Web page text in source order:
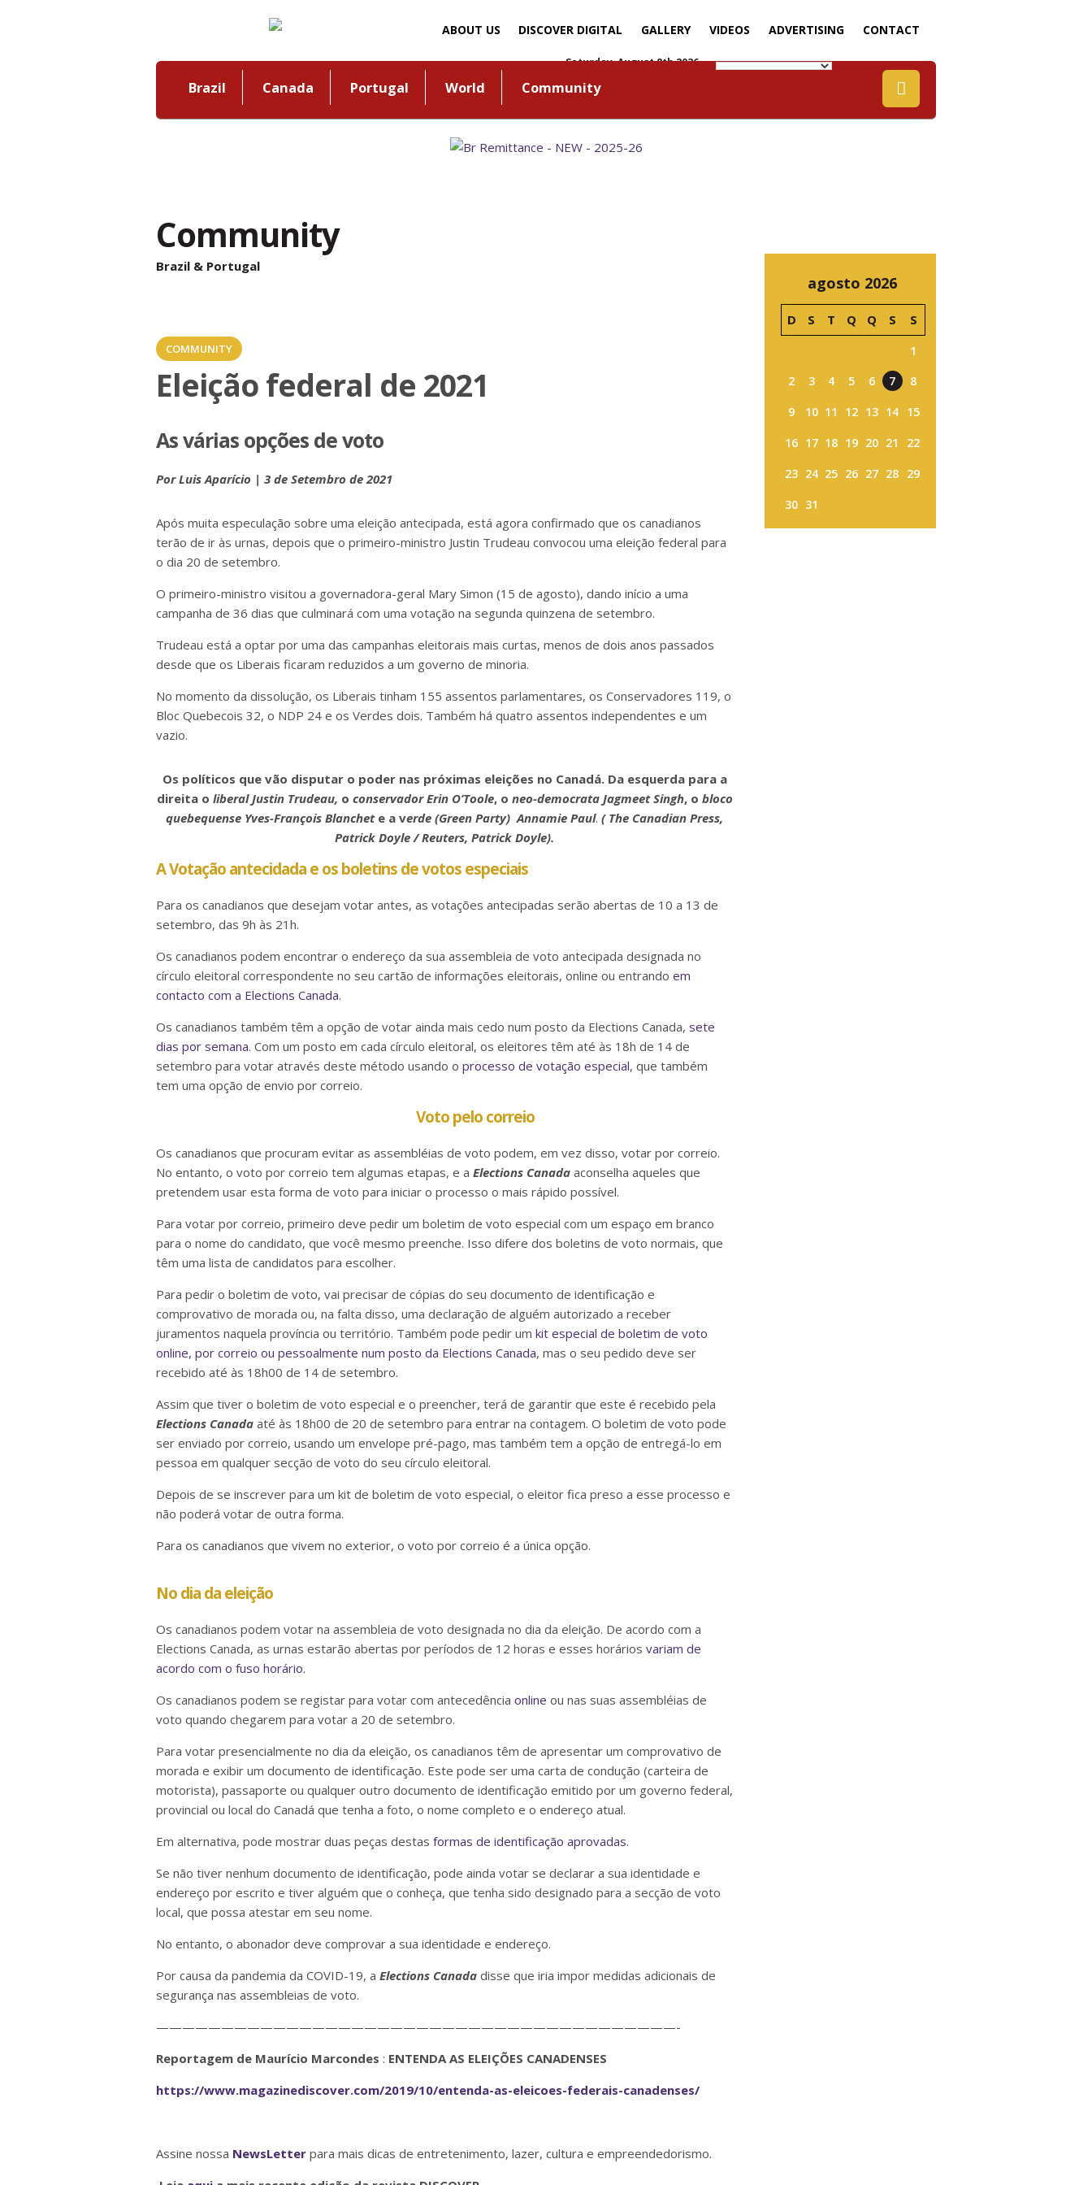
ABOUT US DISCOVER DIGITAL GALLERY VIDEOS ADVERTISING CONTACT
Saturday, August 8th 2026
Brazil Canada Portugal World Community
Community
Brazil & Portugal
COMMUNITY
Eleição federal de 2021
As várias opções de voto
Por Luis Aparício | 3 de Setembro de 2021
Após muita especulação sobre uma eleição antecipada, está agora confirmado que os canadianos
terão de ir às urnas, depois que o primeiro-ministro Justin Trudeau convocou uma eleição federal para
o dia 20 de setembro.
O primeiro-ministro visitou a governadora-geral Mary Simon (15 de agosto), dando início a uma
campanha de 36 dias que culminará com uma votação na segunda quinzena de setembro.
Trudeau está a optar por uma das campanhas eleitorais mais curtas, menos de dois anos passados
desde que os Liberais ficaram reduzidos a um governo de minoria.
No momento da dissolução, os Liberais tinham 155 assentos parlamentares, os Conservadores 119, o
Bloc Quebecois 32, o NDP 24 e os Verdes dois. Também há quatro assentos independentes e um
vazio.
Os políticos que vão disputar o poder nas próximas eleições no Canadá. Da esquerda para a
direita o liberal Justin Trudeau, o conservador Erin O’Toole, o neo-democrata Jagmeet Singh, o bloco
quebequense Yves-François Blanchete a verde (Green Party) Annamie Paul.( The Canadian Press,
Patrick Doyle / Reuters, Patrick Doyle).
A Votação antecidada e os boletins de votos especiais
Para os canadianos que desejam votar antes, as votações antecipadas serão abertas de 10 a 13 de
setembro, das 9h às 21h.
Os canadianos podem encontrar o endereço da sua assembleia de voto antecipada designada no
círculo eleitoral correspondente no seu cartão de informações eleitorais, online ou entrando em
contacto com a Elections Canada.
Os canadianos também têm a opção de votar ainda mais cedo num posto da Elections Canada, sete
dias por semana. Com um posto em cada círculo eleitoral, os eleitores têm até às 18h de 14 de
setembro para votar através deste método usando o processo de votação especial, que também
tem uma opção de envio por correio.
Voto pelo correio
Os canadianos que procuram evitar as assembléias de voto podem, em vez disso, votar por correio.
No entanto, o voto por correio tem algumas etapas, e a Elections Canada aconselha aqueles que
pretendem usar esta forma de voto para iniciar o processo o mais rápido possível.
Para votar por correio, primeiro deve pedir um boletim de voto especial com um espaço em branco
para o nome do candidato, que você mesmo preenche. Isso difere dos boletins de voto normais, que
têm uma lista de candidatos para escolher.
Para pedir o boletim de voto, vai precisar de cópias do seu documento de identificação e
comprovativo de morada ou, na falta disso, uma declaração de alguém autorizado a receber
juramentos naquela província ou território. Também pode pedir um kit especial de boletim de voto
online, por correio ou pessoalmente num posto da Elections Canada, mas o seu pedido deve ser
recebido até às 18h00 de 14 de setembro.
Assim que tiver o boletim de voto especial e o preencher, terá de garantir que este é recebido pela
Elections Canada até às 18h00 de 20 de setembro para entrar na contagem. O boletim de voto pode
ser enviado por correio, usando um envelope pré-pago, mas também tem a opção de entregá-lo em
pessoa em qualquer secção de voto do seu círculo eleitoral.
Depois de se inscrever para um kit de boletim de voto especial, o eleitor fica preso a esse processo e
não poderá votar de outra forma.
Para os canadianos que vivem no exterior, o voto por correio é a única opção.
No dia da eleição
Os canadianos podem votar na assembleia de voto designada no dia da eleição. De acordo com a
Elections Canada, as urnas estarão abertas por períodos de 12 horas e esses horários variam de
acordo com o fuso horário.
Os canadianos podem se registar para votar com antecedência online ou nas suas assembléias de
voto quando chegarem para votar a 20 de setembro.
Para votar presencialmente no dia da eleição, os canadianos têm de apresentar um comprovativo de
morada e exibir um documento de identificação. Este pode ser uma carta de condução (carteira de
motorista), passaporte ou qualquer outro documento de identificação emitido por um governo federal,
provincial ou local do Canadá que tenha a foto, o nome completo e o endereço atual.
Em alternativa, pode mostrar duas peças destas formas de identificação aprovadas.
Se não tiver nenhum documento de identificação, pode ainda votar se declarar a sua identidade e
endereço por escrito e tiver alguém que o conheça, que tenha sido designado para a secção de voto
local, que possa atestar em seu nome.
No entanto, o abonador deve comprovar a sua identidade e endereço.
Por causa da pandemia da COVID-19, a Elections Canada disse que iria impor medidas adicionais de
segurança nas assembleias de voto.
————————————————————————————————————————-
Reportagem de Maurício Marcondes : ENTENDA AS ELEIÇÕES CANADENSES
https://www.magazinediscover.com/2019/10/entenda-as-eleicoes-federais-canadenses/
Assine nossa NewsLetter para mais dicas de entretenimento, lazer, cultura e empreendedorismo.
agosto 2026
D S T Q Q S S
1
2
3 4 5 6 7
8
9
10 11 12 13 14 15
16 17 18 19 20 21
22
23 24 25 26 27 28 29
30 31